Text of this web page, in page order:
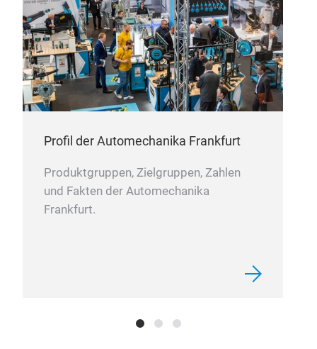
Profil der Automechanika Frankfurt
Produktgruppen, Zielgruppen, Zahlen
und Fakten der Automechanika
Frankfurt.